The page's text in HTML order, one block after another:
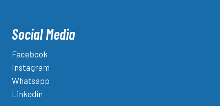
Social Media
Facebook
Instagram
Whatsapp
Linkedin